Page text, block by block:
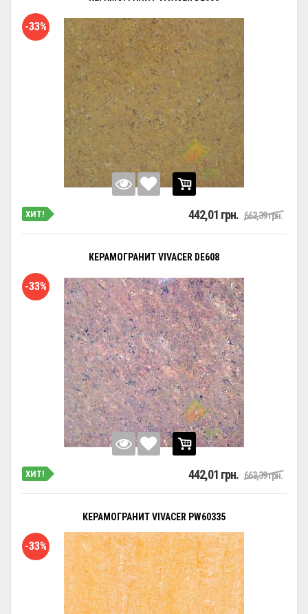
-33%
ХИТ! 442,01 грн. 663,39 грн.
КЕРАМОГРАНИТ VIVACER DE608
-33%
ХИТ! 442,01 грн. 663,39 грн.
КЕРАМОГРАНИТ VIVACER PW60335
-33%